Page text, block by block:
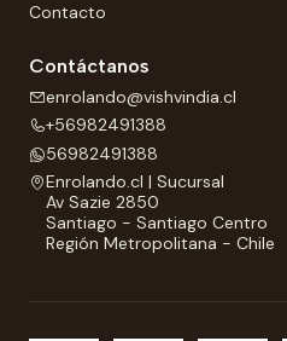
Contacto
Contáctanos
enrolando@vishvindia.cl
+56982491388
56982491388
Enrolando.cl | Sucursal
Av Sazie 2850
Santiago - Santiago Centro
Región Metropolitana - Chile